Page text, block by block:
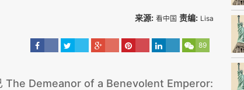
来源: 看中国 责编: Lisa
89
The Demeanor of a Benevolent Emperor: